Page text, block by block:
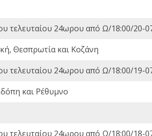
τελευταίου 24ωρου από Ω/18:00/
Θεσπρωτία και Κοζάνη
τελευταίου 24ωρου από Ω/18:00/
και Ρέθυμνο
τελευταίου 24ωρου από Ω/18:00/